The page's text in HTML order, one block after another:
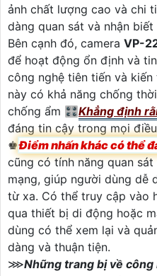
ảnh chất lượng cao và chi
dàng quan sát và nhận
Bên cạnh đó, camera VP-
để hoạt động ổn định và
công nghệ tiên tiến và
này có khả năng chống
chống ẩm 🎛Khẳng định
đáng tin cậy trong mọi
♚Điểm nhấn khác có thể
cũng có tính năng quan
mạng, giúp người dùng dễ
từ xa. Có thể truy cập vào
qua thiết bị di động hoặc
dùng có thể xem lại và
dàng và thuận tiện.
⋙Những trang bị về